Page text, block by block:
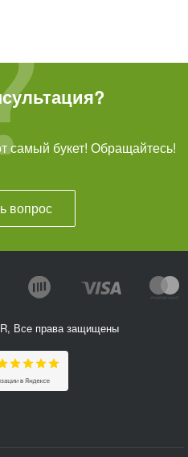
самый букет! Обращайтесь!
вопрос
Все права защищены